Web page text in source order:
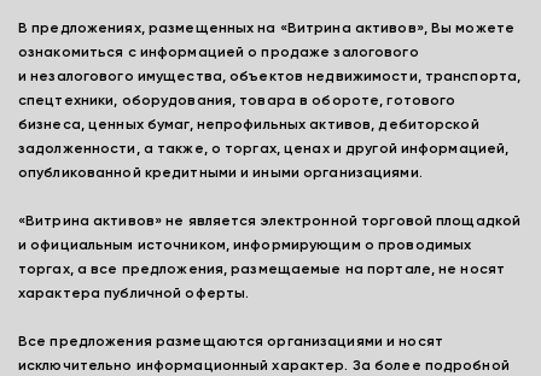
В предложениях, размещенных на «Витрина активов», Вы можете
ознакомиться с информацией о продаже залогового
и незалогового имущества, объектов недвижимости, транспорта,
спецтехники, оборудования, товара в обороте, готового
бизнеса, ценных бумаг, непрофильных активов, дебиторской
задолженности, а также, о торгах, ценах и другой информацией,
опубликованной кредитными и иными организациями.
«Витрина активов» не является электронной торговой площадкой
и официальным источником, информирующим о проводимых
торгах, а все предложения, размещаемые на портале, не носят
характера публичной оферты.
Все предложения размещаются организациями и носят
исключительно информационный характер. За более подробной